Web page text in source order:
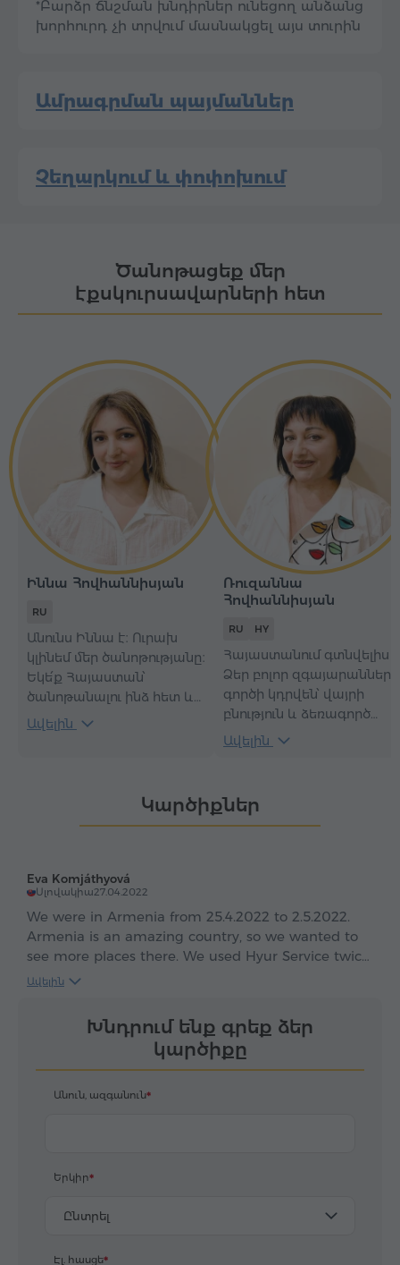
*Բարձր ճնշման խնդիրներ ունեցող անձանց
խորհուրդ չի տրվում մասնակցել այս տուրին
Ամրագրման պայմաններ
Չեղարկում և փոփոխում
Ծանոթացեք մեր
էքսկուրսավարների հետ
Իննա Հովհաննիսյան
RU
Անունս Իննա է։ Ուրախ
կլինեմ մեր ծանոթությանը։
Եկե՛ք Հայաստան՝
ծանոթանալու ինձ հետ և
բացահայտելու իմ
հայրենիքը՝ իմ
Ավելին
Ռուզաննա
Հովհաննիսյան
RU HY
Հայաստանում գտնվելիս
Ձեր բոլոր զգայարանները
գործի կդրվեն՝ վայրի
բնություն և ձեռագործ
հրաշքներ, անկրկնելի
լեռնային օդ, ազգային
հնչյուններ։ Այս ամենը
զգալու համար
Ավելին
Կարծիքներ
Eva Komjáthyová
Սլովակիա27.04.2022
We were in Armenia from 25.4.2022 to 2.5.2022.
Armenia is an amazing country, so we wanted to
see more places there. We used Hyur Service twice
to travel with our excellent driver Mr. Artak. Thanks
Ավելին
Խնդրում ենք գրեք ձեր
կարծիքը
Անուն, ազգանուն
Երկիր
Ընտրել
Էլ. հասցե